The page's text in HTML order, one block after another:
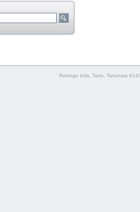
Rahinge küla, Tartu, Tartumaa